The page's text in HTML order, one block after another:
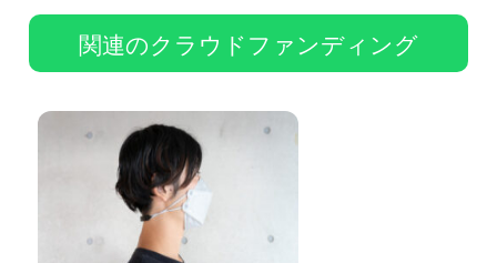
関連のクラウドファンディング